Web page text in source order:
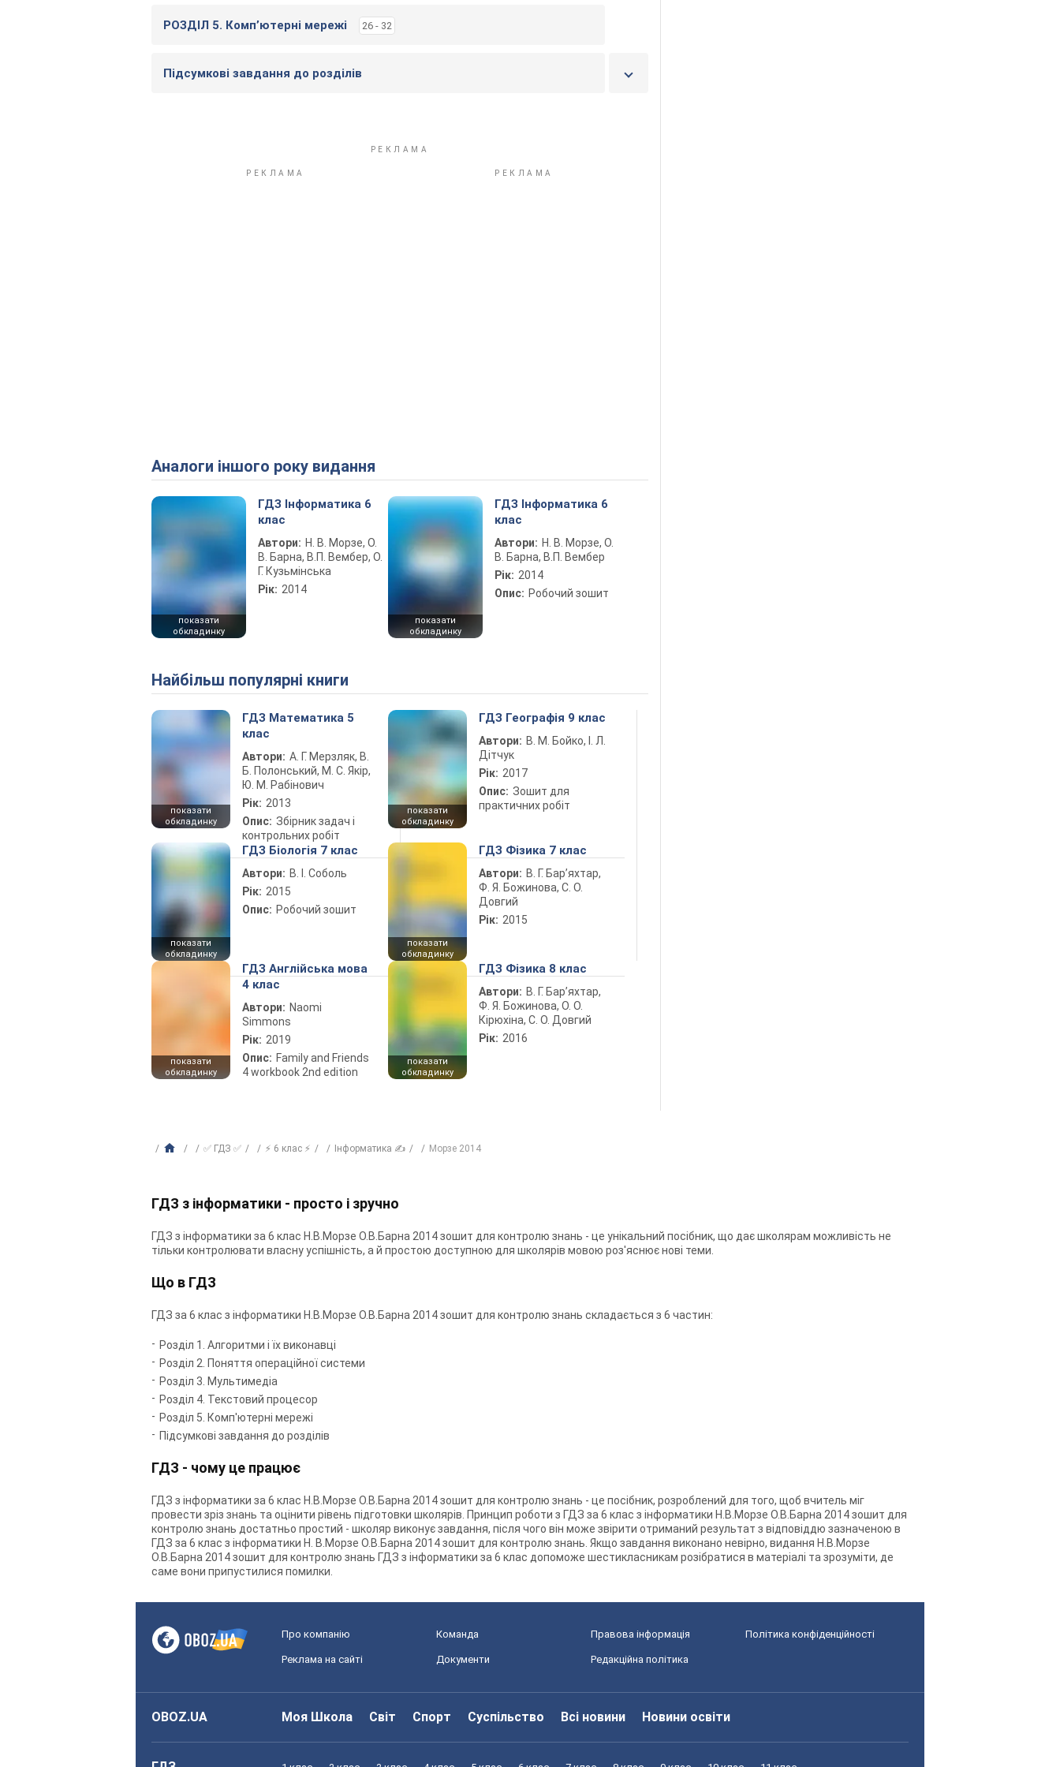
РОЗДІЛ 5. Комп’ютерні мережі 26 - 32
Підсумкові завдання до розділів
Аналоги іншого року видання
показати
обкладинку
ГДЗ Інформатика 6
клас
Автори: Н. В. Морзе, О.
В. Барна, В.П. Вембер, О.
Г. Кузьмінська
Рік: 2014
показати
обкладинку
ГДЗ Інформатика 6
клас
Автори: Н. В. Морзе, О.
В. Барна, В.П. Вембер
Рік: 2014
Опис: Робочий зошит
Найбільш популярні книги
показати
обкладинку
ГДЗ Математика 5
клас
Автори: А. Г. Мерзляк, В.
Б. Полонський, М. С. Якір,
Ю. М. Рабінович
Рік: 2013
Опис: Збірник задач і
контрольних робіт
показати
обкладинку
ГДЗ Географія 9 клас
Автори: В. М. Бойко, І. Л.
Дітчук
Рік: 2017
Опис: Зошит для
практичних робіт
показати
обкладинку
ГДЗ Біологія 7 клас
Автори: В. І. Соболь
Рік: 2015
Опис: Робочий зошит
показати
обкладинку
ГДЗ Фізика 7 клас
Автори: В. Г. Бар’яхтар,
Ф. Я. Божинова, С. О.
Довгий
Рік: 2015
показати
обкладинку
ГДЗ Англійська мова
4 клас
Автори: Naomi
Simmons
Рік: 2019
Опис: Family and Friends
4 workbook 2nd edition
показати
обкладинку
ГДЗ Фізика 8 клас
Автори: В. Г. Бар’яхтар,
Ф. Я. Божинова, О. О.
Кірюхіна, С. О. Довгий
Рік: 2016
✅ ГДЗ ✅ ⚡ 6 клас ⚡ Інформатика ✍ Морзе 2014
ГДЗ з інформатики - просто і зручно
ГДЗ з інформатики за 6 клас Н.В.Морзе О.В.Барна 2014 зошит для контролю знань - це унікальний посібник, що дає школярам можливість не
тільки контролювати власну успішність, а й простою доступною для школярів мовою роз'яснює нові теми.
Що в ГДЗ
ГДЗ за 6 клас з інформатики Н.В.Морзе О.В.Барна 2014 зошит для контролю знань складається з 6 частин:
Розділ 1. Алгоритми і їх виконавці
Розділ 2. Поняття операційної системи
Розділ 3. Мультимедіа
Розділ 4. Текстовий процесор
Розділ 5. Комп'ютерні мережі
Підсумкові завдання до розділів
ГДЗ - чому це працює
ГДЗ з інформатики за 6 клас Н.В.Морзе О.В.Барна 2014 зошит для контролю знань - це посібник, розроблений для того, щоб вчитель міг
провести зріз знань та оцінити рівень підготовки школярів. Принцип роботи з ГДЗ за 6 клас з інформатики Н.В.Морзе О.В.Барна 2014 зошит для
контролю знань достатньо простий - школяр виконує завдання, після чого він може звірити отриманий результат з відповіддю зазначеною в
ГДЗ за 6 клас з інформатики Н. В.Морзе О.В.Барна 2014 зошит для контролю знань. Якщо завдання виконано невірно, видання Н.В.Морзе
О.В.Барна 2014 зошит для контролю знань ГДЗ з інформатики за 6 клас допоможе шестикласникам розібратися в матеріалі та зрозуміти, де
саме вони припустилися помилки.
Про компанію Команда Правова інформація Політика конфіденційності
Реклама на сайті Документи Редакційна політика
OBOZ.UA Моя Школа Світ Спорт Суспільство Всі новини Новини освіти